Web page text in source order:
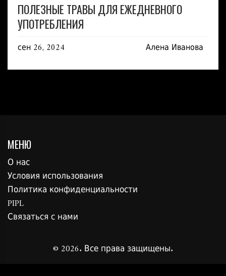
ПОЛЕЗНЫЕ ТРАВЫ ДЛЯ ЕЖЕДНЕВНОГО
УПОТРЕБЛЕНИЯ
сен 26, 2024 Алена Иванова
МЕНЮ
О нас
Условия использования
Политика конфиденциальности
PIPL
Связаться с нами
© 2026. Все права защищены.